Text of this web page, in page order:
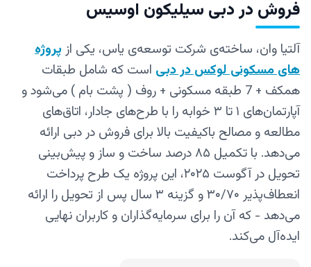
فروش در دبی سیلیکون اوسیس
آلتیا وان، ساخته‌ی شرکت توسعه‌ی یاس، یکی از پروژه
های مسکونی لوکس در دبی است که شامل طبقات
همکف + 7 طبقه مسکونی + روف ( پشت بام ) می‌شود و
آپارتمان‌های ۱ تا ۳ خوابه را با طرح‌های جادار، اتاق‌های
مطالعه و مصالح باکیفیت بالا برای فروش در دبی ارائه
می‌دهد. با تکمیل ۸۵ درصد ساخت و ساز و پیش‌بینی
تحویل در آگوست ۲۰۲۵، این پروژه یک طرح پرداخت
انعطاف‌پذیر ۳۰/۷۰ و گزینه ۳ سال پس از تحویل را ارائه
می‌دهد - که آن را برای سرمایه‌گذاران و کاربران نهایی
ایده‌آل می‌کند.